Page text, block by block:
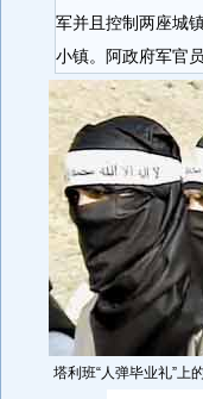
军并且控制两座城
小镇。阿政府军官
塔利班“人弹毕业礼”上